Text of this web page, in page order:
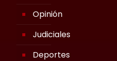
Opinión
Judiciales
Deportes